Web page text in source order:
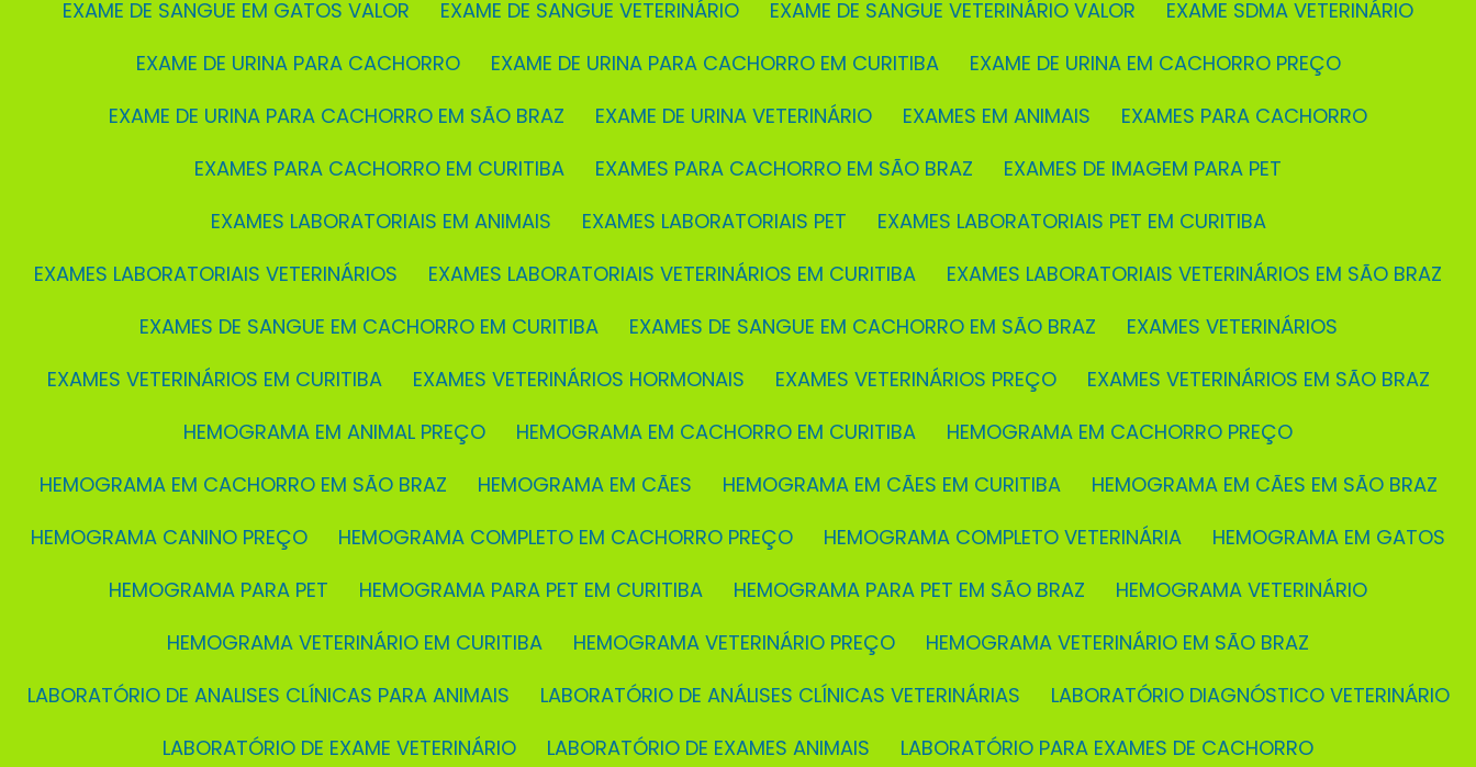
EXAME DE SANGUE EM GATOS VALOR
EXAME DE SANGUE VETERINÁRIO EXAME DE SANGUE VETERINÁRIO VALOR
EXAME SDMA VETERINÁRIO
EXAME DE URINA PARA CACHORRO
EXAME DE URINA PARA CACHORRO EM CURITIBA
EXAME DE URINA EM CACHORRO PREÇO
EXAME DE URINA PARA CACHORRO EM SÃO BRAZ
EXAME DE URINA VETERINÁRIO EXAMES EM ANIMAIS
EXAMES PARA CACHORRO
EXAMES PARA CACHORRO EM CURITIBA
EXAMES PARA CACHORRO EM SÃO BRAZ
EXAMES DE IMAGEM PARA PET
EXAMES LABORATORIAIS EM ANIMAIS
EXAMES LABORATORIAIS PET
EXAMES LABORATORIAIS PET EM CURITIBA
EXAMES LABORATORIAIS VETERINÁRIOS
EXAMES LABORATORIAIS VETERINÁRIOS EM CURITIBA
EXAMES LABORATORIAIS VETERINÁRIOS EM SÃO BRAZ
EXAMES DE SANGUE EM CACHORRO EM CURITIBA
EXAMES DE SANGUE EM CACHORRO EM SÃO BRAZ
EXAMES VETERINÁRIOS
EXAMES VETERINÁRIOS EM CURITIBA
EXAMES VETERINÁRIOS HORMONAIS EXAMES VETERINÁRIOS PREÇO
EXAMES VETERINÁRIOS EM SÃO BRAZ
HEMOGRAMA EM ANIMAL PREÇO
HEMOGRAMA EM CACHORRO EM CURITIBA
HEMOGRAMA EM CACHORRO PREÇO
HEMOGRAMA EM CACHORRO EM SÃO BRAZ
HEMOGRAMA EM CÃES HEMOGRAMA EM CÃES EM CURITIBA
HEMOGRAMA EM CÃES EM SÃO BRAZ
HEMOGRAMA CANINO PREÇO
HEMOGRAMA COMPLETO EM CACHORRO PREÇO HEMOGRAMA COMPLETO VETERINÁRIA
HEMOGRAMA EM GATOS
HEMOGRAMA PARA PET
HEMOGRAMA PARA PET EM CURITIBA HEMOGRAMA PARA PET EM SÃO BRAZ
HEMOGRAMA VETERINÁRIO
HEMOGRAMA VETERINÁRIO EM CURITIBA
HEMOGRAMA VETERINÁRIO PREÇO
HEMOGRAMA VETERINÁRIO EM SÃO BRAZ
LABORATÓRIO DE ANALISES CLÍNICAS PARA ANIMAIS
LABORATÓRIO DE ANÁLISES CLÍNICAS VETERINÁRIAS
LABORATÓRIO DIAGNÓSTICO VETERINÁRIO
LABORATÓRIO DE EXAME VETERINÁRIO
LABORATÓRIO DE EXAMES ANIMAIS
LABORATÓRIO PARA EXAMES DE CACHORRO